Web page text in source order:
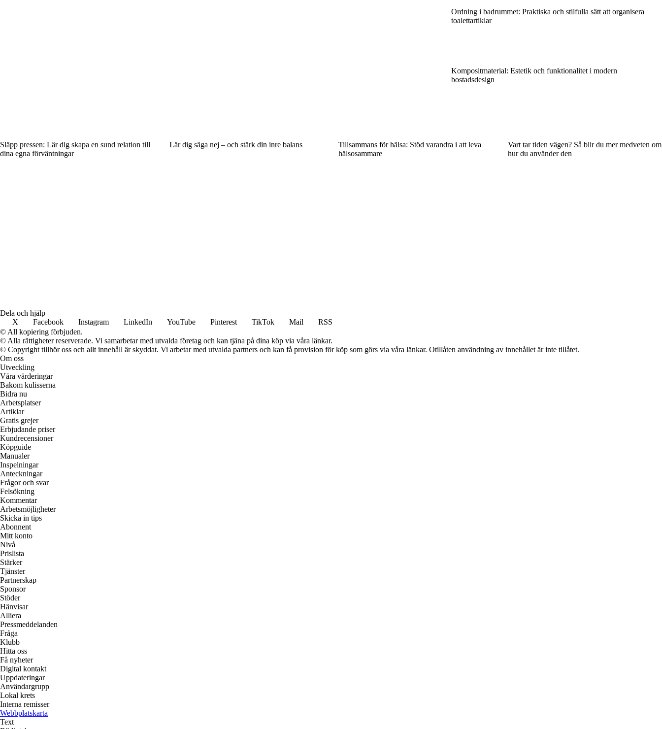
Ordning i badrummet: Praktiska och stilfulla sätt att organisera
toalettartiklar
Kompositmaterial: Estetik och funktionalitet i modern
bostadsdesign
Släpp pressen: Lär dig skapa en sund relation till
dina egna förväntningar
Lär dig säga nej – och stärk din inre balans
Tillsammans för hälsa: Stöd varandra i att leva
hälsosammare
Vart tar tiden vägen? Så blir du mer medveten om
hur du använder den
Dela och hjälp
X
Facebook Instagram LinkedIn YouTube Pinterest TikTok Mail
RSS
© All kopiering förbjuden.
© Alla rättigheter reserverade. Vi samarbetar med utvalda företag och kan tjäna på dina köp via våra länkar.
© Copyright tillhör oss och allt innehåll är skyddat. Vi arbetar med utvalda partners och kan få provision för köp som görs via våra länkar. Otillåten användning av innehållet är inte tillåtet.
Om oss
Utveckling
Våra värderingar
Bakom kulisserna
Bidra nu
Arbetsplatser
Artiklar
Gratis grejer
Erbjudande priser
Kundrecensioner
Köpguide
Manualer
Inspelningar
Anteckningar
Frågor och svar
Felsökning
Kommentar
Arbetsmöjligheter
Skicka in tips
Abonnent
Mitt konto
Nivå
Prislista
Stärker
Tjänster
Partnerskap
Sponsor
Stöder
Hänvisar
Alliera
Pressmeddelanden
Fråga
Klubb
Hitta oss
Få nyheter
Digital kontakt
Uppdateringar
Användargrupp
Lokal krets
Interna remisser
Webbplatskarta
Text